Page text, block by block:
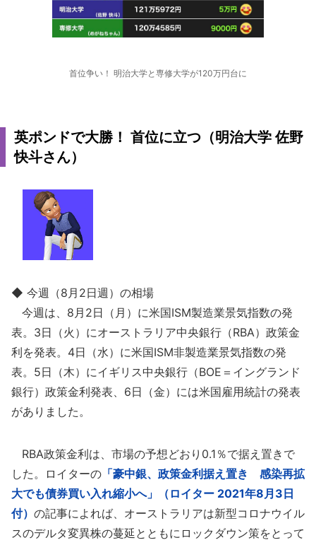
首位争い！ 明治大学と専修大学が120万円台に
英ポンドで大勝！ 首位に立つ（明治大学 佐野
快斗さん）
◆ 今週（8月2日週）の相場
今週は、8月2日（月）に米国ISM製造業景気指数の発
表。3日（火）にオーストラリア中央銀行（RBA）政策金
利を発表。4日（水）に米国ISM非製造業景気指数の発
表。5日（木）にイギリス中央銀行（BOE＝イングランド
銀行）政策金利発表、6日（金）には米国雇用統計の発表
がありました。
RBA政策金利は、市場の予想どおり0.1％で据え置きで
した。ロイターの 「豪中銀、政策金利据え置き 感染再拡
大でも債券買い入れ縮小へ」（ロイター 2021年8月3日
付） の記事によれば、オーストラリアは新型コロナウイル
スのデルタ変異株の蔓延とともにロックダウン策をとって